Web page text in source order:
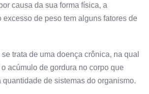
causa da sua forma física, a
excesso de peso tem alguns fatores de
trata de uma doença crônica, na qual
acúmulo de gordura no corpo que
quantidade de sistemas do organismo.